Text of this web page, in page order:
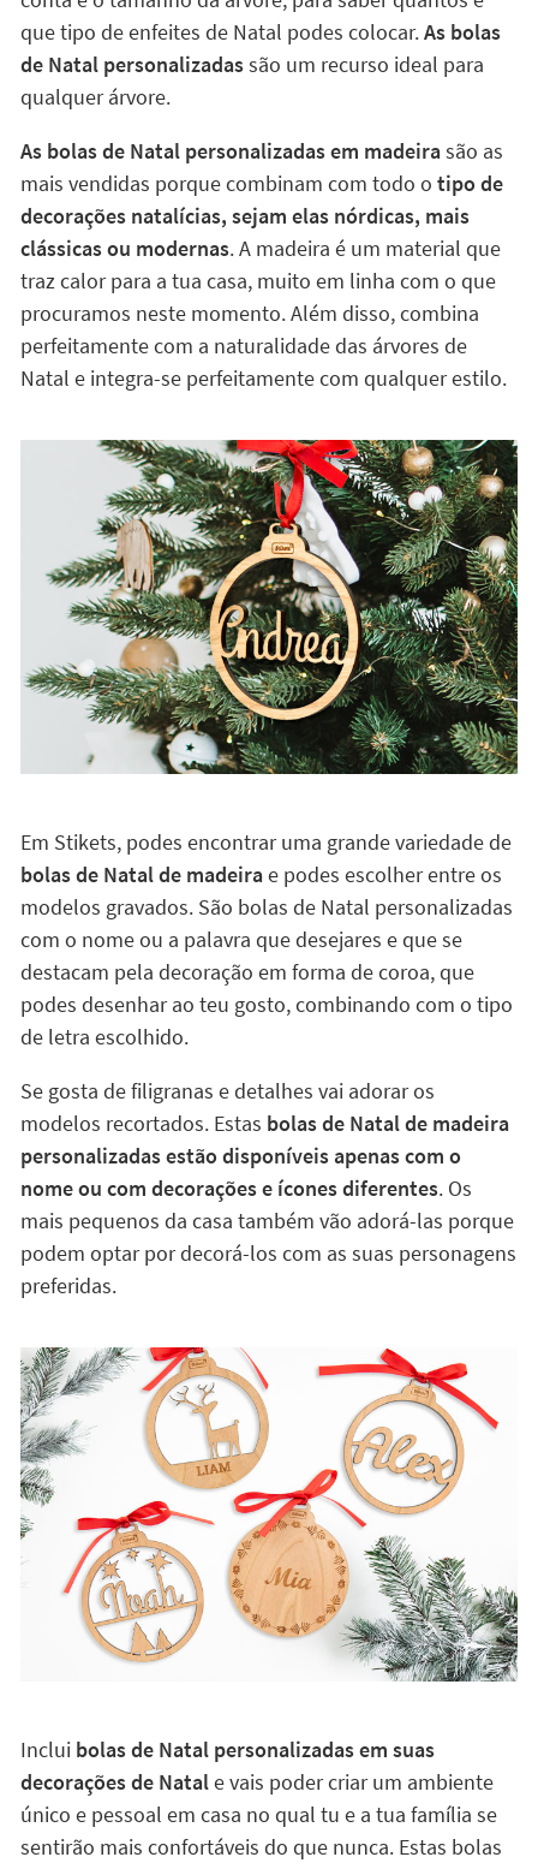
que tipo de enfeites de Natal podes colocar.As bolas
de Natal personalizadassão um recurso ideal para
qualquer árvore.
As bolas de Natal personalizadas em madeirasão as
mais vendidas porque combinam com todo o tipo de
decorações natalícias, sejam elas nórdicas, mais
clássicas ou modernas. A madeira é um material que
traz calor para a tua casa, muito em linha com o que
procuramos neste momento. Além disso, combina
perfeitamente com a naturalidade das árvores de
Natal e integra-se perfeitamente com qualquer estilo.
Em Stikets, podes encontrar uma grande variedade de
bolas de Natal de madeirae podes escolher entre os
modelos gravados. São bolas de Natal personalizadas
com o nome ou a palavra que desejares e que se
destacam pela decoração em forma de coroa, que
podes desenhar ao teu gosto, combinando com o tipo
de letra escolhido.
Se gosta de filigranas e detalhes vai adorar os
modelos recortados. Estas bolas de Natal de madeira
personalizadas estão disponíveis apenas com o
nome ou com decorações e ícones diferentes. Os
mais pequenos da casa também vão adorá-las porque
podem optar por decorá-los com as suas personagens
preferidas.
Inclui bolas de Natal personalizadas em suas
decorações de Natale vais poder criar um ambiente
único e pessoal em casa no qual tu e a tua família se
sentirão mais confortáveis ​​do que nunca. Estas bolas